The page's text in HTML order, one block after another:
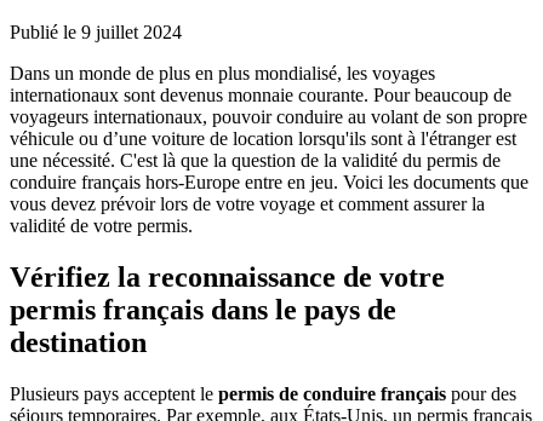
Publié le 9 juillet 2024
Dans un monde de plus en plus mondialisé, les voyages
internationaux sont devenus monnaie courante. Pour beaucoup de
voyageurs internationaux, pouvoir conduire au volant de son propre
véhicule ou d’une voiture de location lorsqu'ils sont à l'étranger est
une nécessité. C'est là que la question de la validité du permis de
conduire français hors-Europe entre en jeu. Voici les documents que
vous devez prévoir lors de votre voyage et comment assurer la
validité de votre permis.
Vérifiez la reconnaissance de votre
permis français dans le pays de
destination
Plusieurs pays acceptent le permis de conduire français pour des
séjours temporaires. Par exemple, aux États-Unis, un permis français